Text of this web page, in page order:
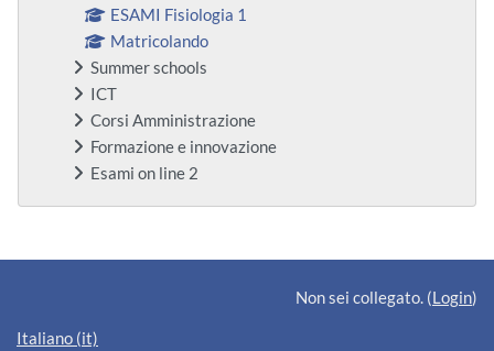
ESAMI Fisiologia 1
Matricolando
Summer schools
ICT
Corsi Amministrazione
Formazione e innovazione
Esami on line 2
Blocchi supplementari
Non sei collegato. (Login)
Italiano ‎(it)‎